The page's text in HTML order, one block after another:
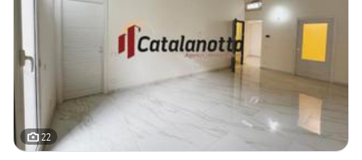
22